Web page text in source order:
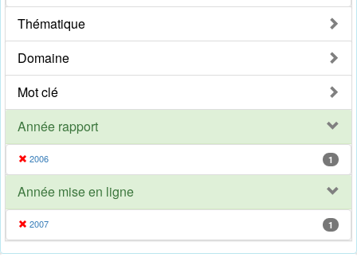
Thématique
Domaine
Mot clé
Année rapport
2006 1
Année mise en ligne
2007 1